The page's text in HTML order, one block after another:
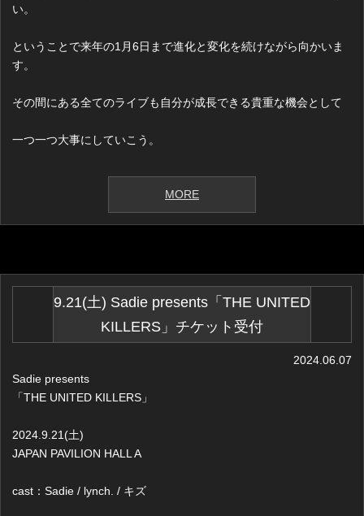
い。
ということで来年の1月6日まで進化と変化を続けながら向かいま
す。
その間にある全てのライブも自分が成長できる貴重な機会として
一つ一つ大事にしていこう。
MORE
9.21(土) Sadie presents「THE UNITED
KILLERS」チケット受付
2024.06.07
Sadie presents
「THE UNITED KILLERS」
2024.9.21(土)
JAPAN PAVILION HALL A
cast：Sadie / lynch. / キズ